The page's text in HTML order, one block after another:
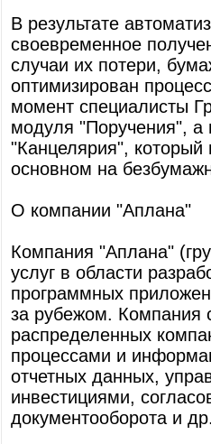
В результате
своевременное
случаи их потери,
оптимизирован
момент специалисты
модуля "Поручения", а
"Канцелярия", который
основном на
О компании "Аплана"
Компания "Аплана"
услуг в области
программных
за рубежом. Компания
распределенных
процессами и
отчетных данных,
инвестициями,
документооборота и